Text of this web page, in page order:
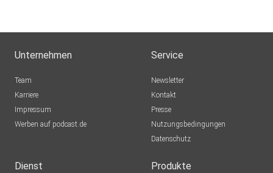
Gesundheitscoach Laura Müller Homepage:
https://lauramariemueller.de
Unternehmen
Team
Karriere
Impressum
Werben auf podcast.de
Service
Newsletter
Kontakt
Presse
Nutzungsbedingungen
Datenschutz
Dienst Produkte